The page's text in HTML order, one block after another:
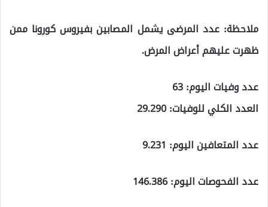
ملاحظة: عدد المرضى يشمل المصابين بفيروس كورونا ممن
ظهرت عليهم أعراض المرض.
عدد وفيات اليوم: 63
العدد الكلي للوفيات: 29.290
عدد المتعافين اليوم: 9.231
عدد الفحوصات اليوم: 146.386